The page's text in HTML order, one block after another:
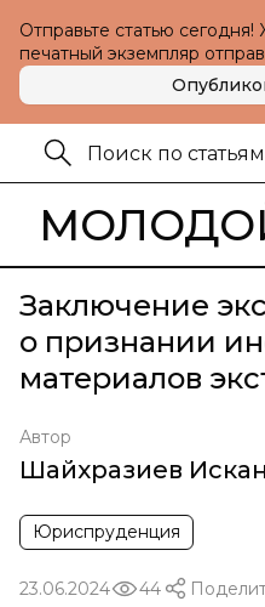
Отправьте статью
печатный экземпляр
Заключение
о признании
материалов
Автор
Шайхразиев
Юриспруденция
23.06.2024 44